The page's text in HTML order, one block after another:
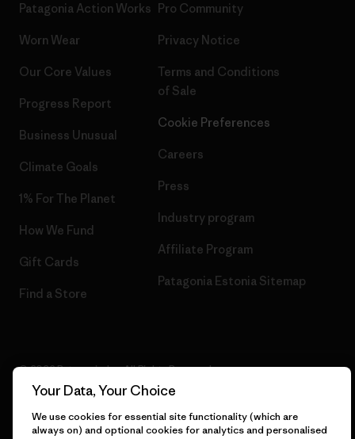
Patagonia Action Works
Worn Wear
Our Core Values
Progress Report
Business Unusual
Climate Goals
1% For The Planet
How We Fund
Gift Cards
Find a Store
Pro Community
Privacy Notice
Terms and Conditions
of Sale
Cookie Preferences
Careers
Press
Industry program
Affiliate Program
Patagonia Estonia Sitemap
© 2026 Patagonia, Inc. All Rights Reserved.
Your Data, Your Choice
We use cookies for essential site functionality (which are
always on) and optional cookies for analytics and personalised